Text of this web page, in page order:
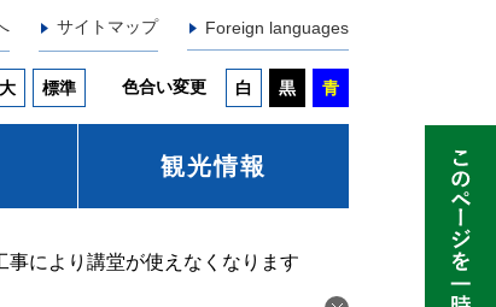
サイトマップ Foreign languages
標準 色合い変更 白 黒 青
観光情報
事により講堂が使えなくなります